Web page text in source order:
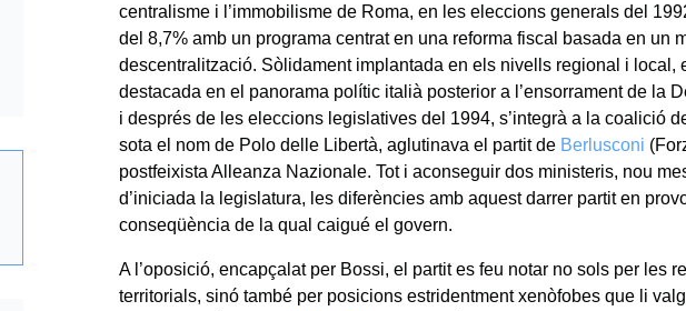
centralisme i l’immobilisme de Roma, en les eleccions generals del
del 8,7% amb un programa centrat en una reforma fiscal basada en un
descentralització. Sòlidament implantada en els nivells regional i local,
destacada en el panorama polític italià posterior a l’ensorrament de la
i després de les eleccions legislatives del 1994, s’integrà a la coalició
sota el nom de Polo delle Libertà, aglutinava el partit de Berlusconi
postfeixista Alleanza Nazionale. Tot i aconseguir dos ministeris, nou
d’iniciada la legislatura, les diferències amb aquest darrer partit en
conseqüència de la qual caigué el govern.
A l’oposició, encapçalat per Bossi, el partit es feu notar no sols per les
territorials, sinó també per posicions estridentment xenòfobes que li